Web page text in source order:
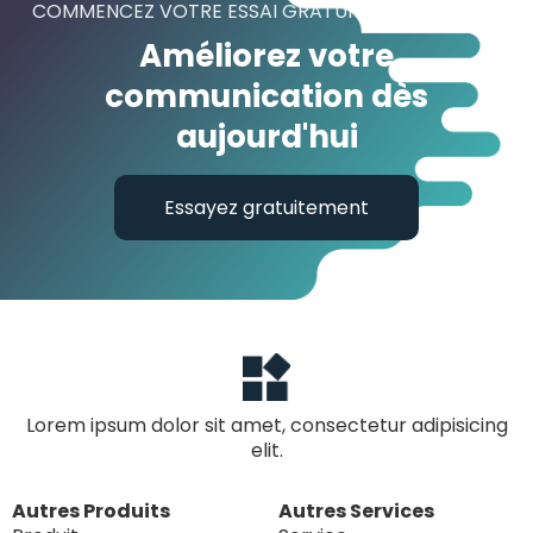
COMMENCEZ VOTRE ESSAI GRATUIT MAINTENANT !
Améliorez votre
communication dès
aujourd'hui
Essayez gratuitement
Lorem ipsum dolor sit amet, consectetur adipisicing
elit.
Autres Produits
Autres Services